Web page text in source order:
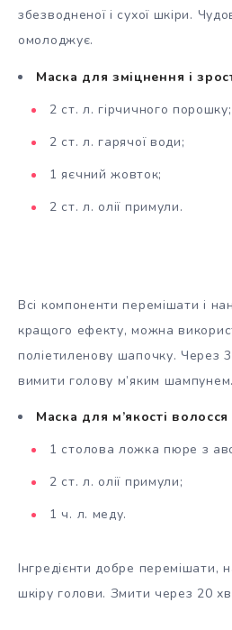
збезводненої і сухої шкіри.
омолоджує.
Маска для зміцнення і
2 ст. л. гірчичного порошку;
2 ст. л. гарячої води;
1 яєчний жовток;
2 ст. л. олії примули.
Всі компоненти перемішати і
кращого ефекту, можна
поліетиленову шапочку. Через
вимити голову м’яким шампунем.
Маска для м’якості волосся
1 столова ложка пюре з
2 ст. л. олії примули;
1 ч. л. меду.
Інгредієнти добре перемішати,
шкіру голови. Змити через 20